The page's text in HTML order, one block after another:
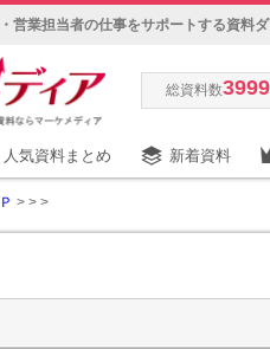
営業担当者の仕事をサポートする資料
総資料数3999
人気資料まとめ 新着資料
> > >